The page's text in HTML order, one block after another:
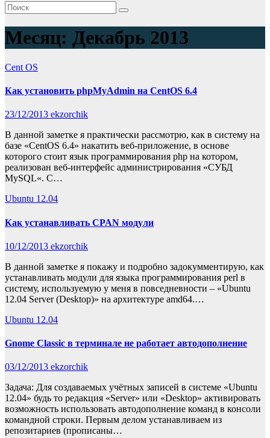
Месяц: Декабрь 2013
Cent OS
Как установить phpMyAdmin на CentOS 6.4
23/12/2013 ekzorchik
В данной заметке я практически рассмотрю, как в систему на
базе «CentOS 6.4» накатить веб-приложение, в основе
которого стоит язык программирования php на котором,
реализован веб-интерфейс администрирования «СУБД
MySQL«. С…
Ubuntu 12.04
Как устанавливать CPAN модули
10/12/2013 ekzorchik
В данной заметке я покажу и подробно задокумментирую, как
устанавливать модули для языка программирования perl в
систему, используемую у меня в повседневности – «Ubuntu
12.04 Server (Desktop)» на архитектуре amd64.…
Ubuntu 12.04
Gnome Classic в терминале не работает автодополнение
03/12/2013 ekzorchik
Задача: Для создаваемых учётных записей в системе «Ubuntu
12.04» будь то редакция «Server» или «Desktop» активировать
возможность использовать автодополнение команд в консоли
командной строки. Первым делом устанавливаем из
репозитариев (прописаны…